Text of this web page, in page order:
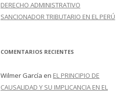
DERECHO ADMINISTRATIVO
SANCIONADOR TRIBUTARIO EN EL PERÚ
COMENTARIOS RECIENTES
Wilmer García en EL PRINCIPIO DE
CAUSALIDAD Y SU IMPLICANCIA EN EL